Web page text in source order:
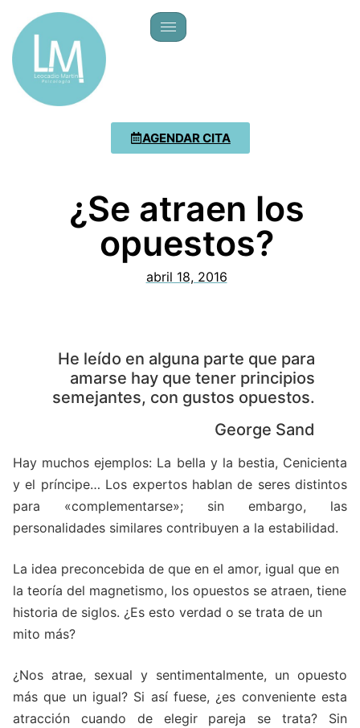
AGENDAR CITA
¿Se atraen los
opuestos?
abril 18, 2016
He leído en alguna parte que para
amarse hay que tener principios
semejantes, con gustos opuestos.
George Sand
Hay muchos ejemplos: La bella y la bestia, Cenicienta
y el príncipe… Los expertos hablan de seres distintos
para «complementarse»; sin embargo, las
personalidades similares contribuyen a la estabilidad.
La idea preconcebida de que en el amor, igual que en
la teoría del magnetismo, los opuestos se atraen, tiene
historia de siglos. ¿Es esto verdad o se trata de un
mito más?
¿Nos atrae, sexual y sentimentalmente, un opuesto
más que un igual? Si así fuese, ¿es conveniente esta
atracción cuando de elegir pareja se trata? Sin